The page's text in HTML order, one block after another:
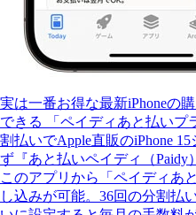
実は一番お得な最新iPhoneの
できる 「ペイディあと払いプ
割払いでApple直販のiPhone
ず『あと払いペイディ（Paidy
このアプリから「ペイディあ
し込みが可能。36回の分割払